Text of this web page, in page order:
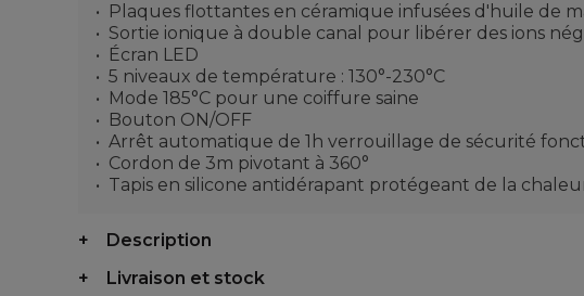
Plaques flottantes en céramique infusées d'huile de
Sortie ionique à double canal pour libérer des ions
Écran LED
5 niveaux de température : 130°-230°C
Mode 185°C pour une coiffure saine
Bouton ON/OFF
Arrêt automatique de 1h verrouillage de sécurité
Cordon de 3m pivotant à 360°
Tapis en silicone antidérapant protégeant de la
Description
Livraison et stock